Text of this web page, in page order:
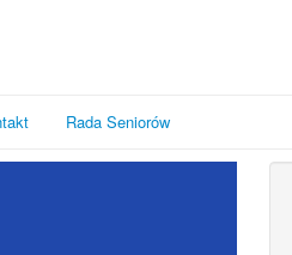
Rada Seniorów